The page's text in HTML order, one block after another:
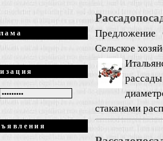
Предложение
Сельское
стаканами